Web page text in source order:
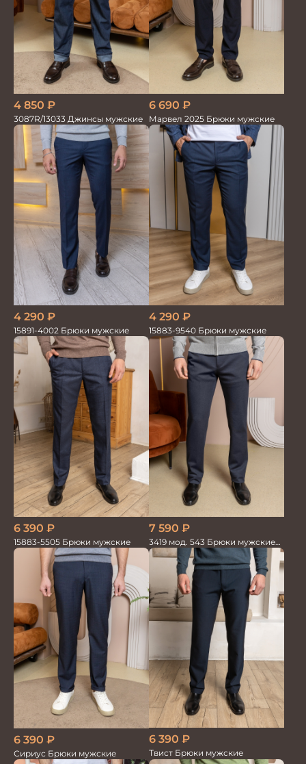
4 850 ₽
3087R/13033 Джинсы мужские
6 690 ₽
Марвел 2025 Брюки мужские
4 290 ₽
15891-4002 Брюки мужские
4 290 ₽
15883-9540 Брюки мужские
6 390 ₽
15883-5505 Брюки мужские
7 590 ₽
3419 мод. 543 Брюки мужские
трикотажные
6 390 ₽
Сириус Брюки мужские
6 390 ₽
Твист Брюки мужские